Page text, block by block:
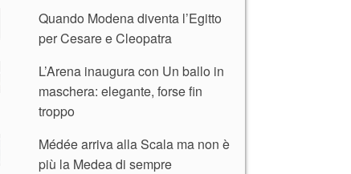
Quando Modena diventa l’Egitto
per Cesare e Cleopatra
L’Arena inaugura con Un ballo in
maschera: elegante, forse fin
troppo
Médée arriva alla Scala ma non è
più la Medea di sempre